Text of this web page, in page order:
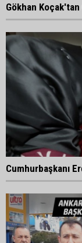
Gökhan
Cumhurbaşkanı